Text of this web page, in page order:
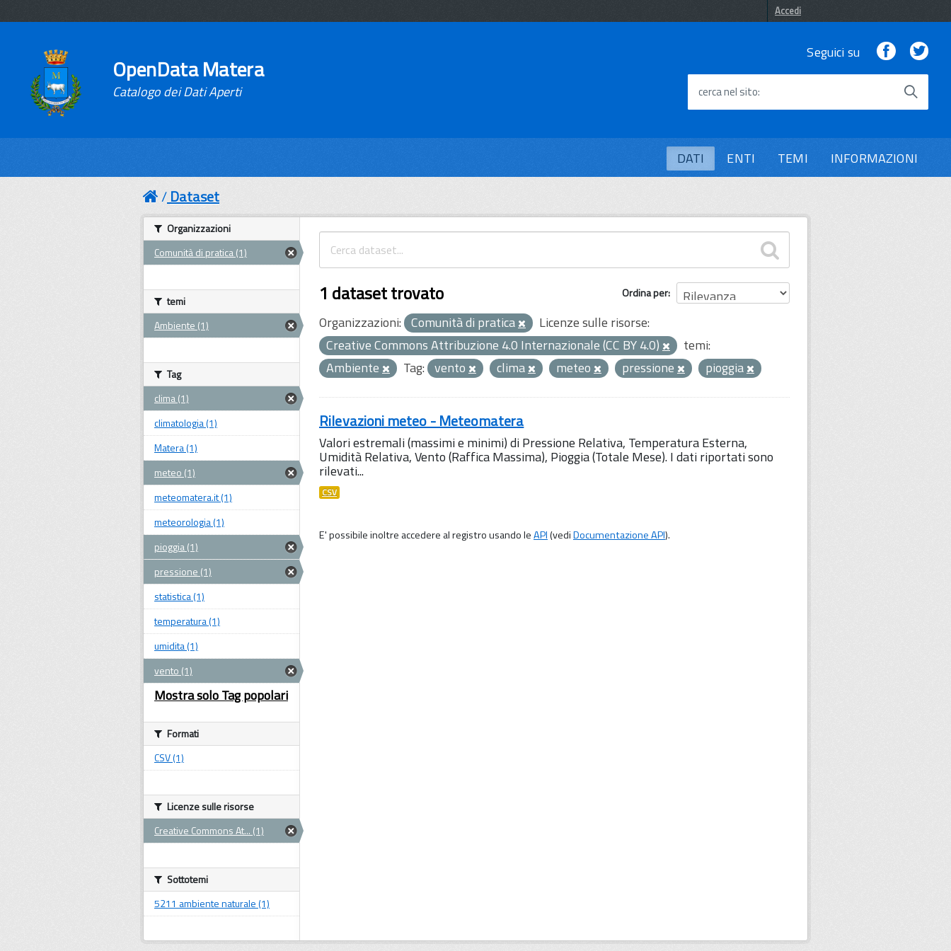
Accedi
OpenData Matera
Catalogo dei Dati Aperti
Seguici su Facebook
cerca nel sito
DATI ENTI TEMI INFORMAZIONI
Dataset
Ordina per
1 dataset trovato
Organizzazioni: Comunità di pratica
Licenze sulle risorse:
Creative Commons Attribuzione 4.0 Internazionale (CC BY 4.0)
temi:
Ambiente
Tag: vento clima meteo pressione pioggia
Rilevazioni meteo - Meteomatera
Valori estremali (massimi e minimi) di Pressione Relativa, Temperatura Esterna,
Umidità Relativa, Vento (Raffica Massima), Pioggia (Totale Mese). I dati riportati sono
rilevati...
CSV
E' possibile inoltre accedere al registro usando leAPI(vediDocumentazione API).
Organizzazioni
Comunità di pratica (1)
temi
Ambiente (1)
Tag
clima (1)
climatologia (1)
Matera (1)
meteo (1)
meteomatera.it (1)
meteorologia (1)
pioggia (1)
pressione (1)
statistica (1)
temperatura (1)
umidita (1)
vento (1)
Mostra solo Tag popolari
Formati
CSV (1)
Licenze sulle risorse
Creative Commons At... (1)
Sottotemi
5211 ambiente naturale (1)